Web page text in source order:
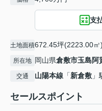
支
土地面積672.45坪(2223.00㎡)
所在地 岡山県倉敷市玉島阿
交通 山陽本線 「新倉敷
セールスポイント